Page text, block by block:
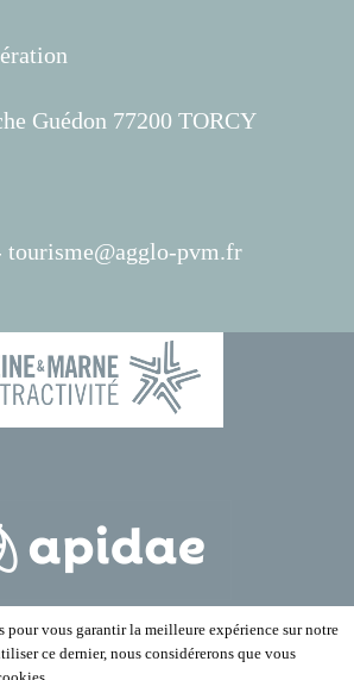
Guédon 77200 TORCY
tourisme@agglo-pvm.fr
pour vous garantir la meilleure expérience sur notre
ce dernier, nous considérerons que vous